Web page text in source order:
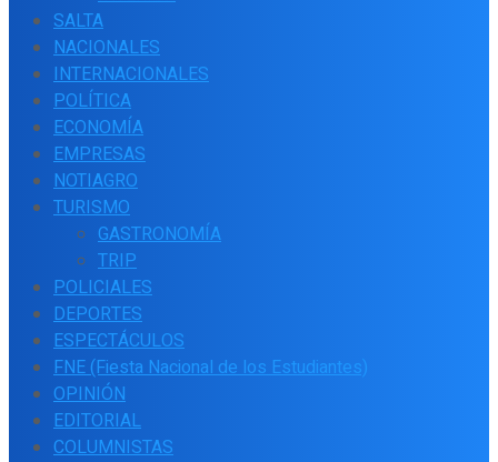
SALTA
NACIONALES
INTERNACIONALES
POLÍTICA
ECONOMÍA
EMPRESAS
NOTIAGRO
TURISMO
GASTRONOMÍA
TRIP
POLICIALES
DEPORTES
ESPECTÁCULOS
FNE (Fiesta Nacional de los Estudiantes)
OPINIÓN
EDITORIAL
COLUMNISTAS